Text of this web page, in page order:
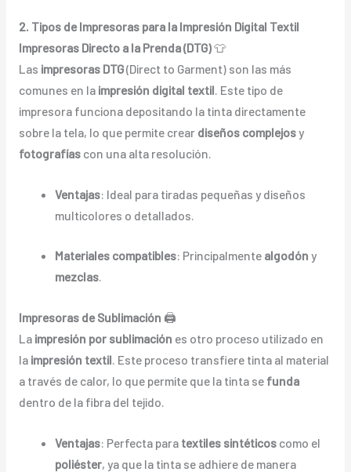
2. Tipos de Impresoras para la Impresión Digital Textil
Impresoras Directo a la Prenda (DTG)👕
Las impresoras DTG(Direct to Garment) son las más
comunes en la impresión digital textil . Este tipo de
impresora funciona depositando la tinta directamente
sobre la tela, lo que permite crear diseños complejosy
fotografíascon una alta resolución.
Ventajas: Ideal para tiradas pequeñas y diseños
multicolores o detallados.
Materiales compatibles: Principalmente algodón y
mezclas.
Impresoras de Sublimación 🖨️
La impresión por sublimación es otro proceso utilizado en
la impresión textil. Este proceso transfiere tinta al material
a través de calor, lo que permite que la tinta se funda
dentro de la fibra del tejido.
Ventajas: Perfecta para textiles sintéticos como el
poliéster, ya que la tinta se adhiere de manera